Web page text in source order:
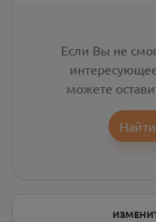
Если Вы не
можете